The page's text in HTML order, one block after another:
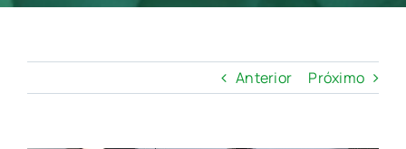
Anterior Próximo